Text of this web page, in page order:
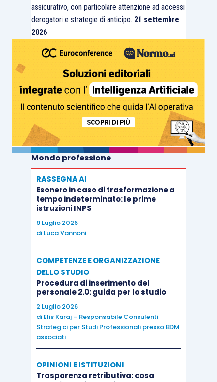
assicurativo, con particolare attenzione ad accessi
derogatori e strategie di anticipo. 21 settembre
2026
Mondo professione
RASSEGNA AI
Esonero in caso di trasformazione a
tempo indeterminato: le prime
istruzioni INPS
9 Luglio 2026
di Luca Vannoni
COMPETENZE E ORGANIZZAZIONE
DELLO STUDIO
Procedura di inserimento del
personale 2.0: guida per lo studio
2 Luglio 2026
di Elis Karaj – Responsabile Consulenti
Strategici per Studi Professionali presso BDM
associati
OPINIONI E ISTITUZIONI
Trasparenza retributiva: cosa